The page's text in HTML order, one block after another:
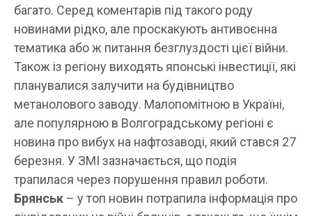
багато. Серед коментарів під такого роду
новинами рідко, але проскакують антивоєнна
тематика або ж питання безглуздості цієї війни.
Також із регіону виходять японські інвестиції, які
планувалися залучити на будівництво
метанолового заводу. Малопомітною в Україні,
але популярною в Волгоградському регіоні є
новина про вибух на нафтозаводі, який стався 27
березня. У ЗМІ зазначається, що подія
трапилася через порушення правил роботи.
Брянськ – у топ новин потрапила інформація про